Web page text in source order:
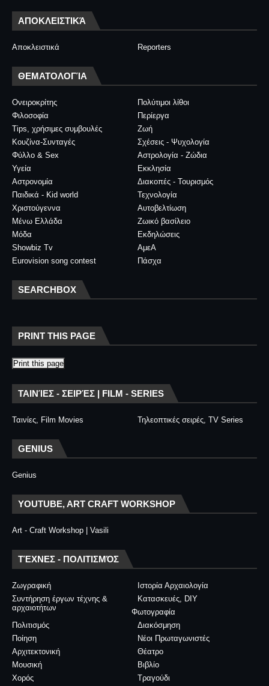
ΑΠΟΚΛΕΙΣΤΙΚΆ
Αποκλειστικά Reporters
ΘΕΜΑΤΟΛΟΓΊΑ
Ονειροκρίτης
Πολύτιμοι λίθοι
Φιλοσοφία
Περίεργα
Tips, χρήσιμες συμβουλές
Ζωή
Κουζίνα-Συνταγές
Σχέσεις - Ψυχολογία
Φύλλο & Sex
Αστρολογία - Ζώδια
Υγεία
Εκκλησία
Αστρονομία
Διακοπές - Τουρισμός
Παιδικά - Kid world
Τεχνολογία
Χριστούγεννα
Αυτοβελτίωση
Μένω Ελλάδα
Ζωικό βασίλειο
Μόδα
Εκδηλώσεις
Showbiz Tv
ΑμεΑ
Eurovision song contest
Πάσχα
SEARCHBOX
PRINT THIS PAGE
Print this page
ΤΑΙΝΊΕΣ - ΣΕΙΡΈΣ | FILM - SERIES
Ταινίες, Film Movies Τηλεοπτικές σειρές, TV Series
GENIUS
Genius
YOUTUBE, ART CRAFT WORKSHOP
Art - Craft Workshop | Vasili
ΤΈΧΝΕΣ - ΠΟΛΙΤΙΣΜΌΣ
Ζωγραφική
Ιστορία Αρχαιολογία
Συντήρηση έργων τέχνης &
αρχαιοτήτων
Κατασκευές, DIY
Φωτογραφία
Διακόσμηση
Πολιτισμός
Νέοι Πρωταγωνιστές
Ποίηση
Θέατρο
Αρχιτεκτονική
Βιβλίο
Μουσική
Τραγούδι
Χορός